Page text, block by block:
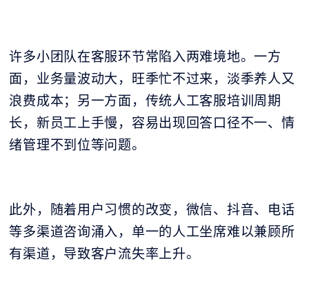
许多小团队在客服环节常陷入两难境地。一方
面，业务量波动大，旺季忙不过来，淡季养人又
浪费成本；另一方面，传统人工客服培训周期
长，新员工上手慢，容易出现回答口径不一、情
绪管理不到位等问题。
此外，随着用户习惯的改变，微信、抖音、电话
等多渠道咨询涌入，单一的人工坐席难以兼顾所
有渠道，导致客户流失率上升。